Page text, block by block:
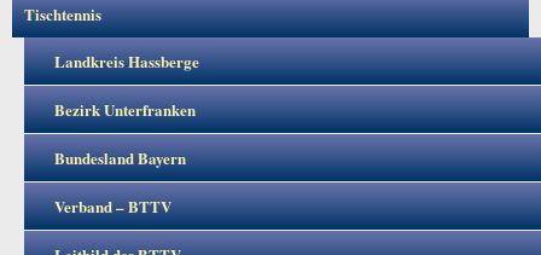
Tischtennis
Landkreis Hassberge
Bezirk Unterfranken
Bundesland Bayern
Verband – BTTV